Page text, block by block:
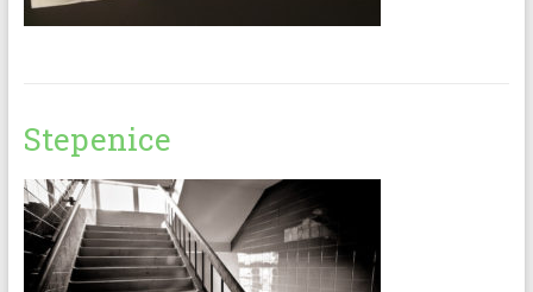
Stepenice